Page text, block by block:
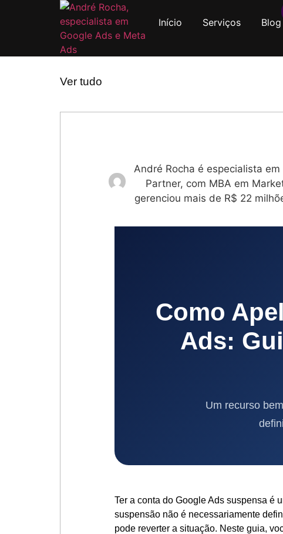
Início Serviços Blog
Ver tudo
André Rocha é especialista
Partner, com MBA em
gerenciou mais de R$ 22
Como
Ads:
Um recurso
Ter a conta do Google Ads suspensa é
suspensão não é necessariamente
pode reverter a situação. Neste guia,